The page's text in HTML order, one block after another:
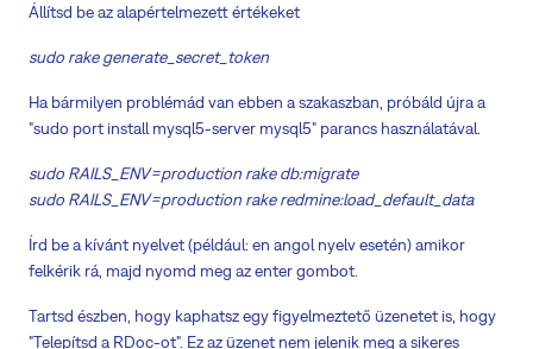
Állítsd be az alapértelmezett értékeket
sudo rake generate_secret_token
Ha bármilyen problémád van ebben a szakaszban, próbáld újra a
"sudo port install mysql5-server mysql5" parancs használatával.
sudo RAILS_ENV=production rake db:migrate
sudo RAILS_ENV=production rake redmine:load_default_data
Írd be a kívánt nyelvet (például: en angol nyelv esetén) amikor
felkérik rá, majd nyomd meg az enter gombot.
Tartsd észben, hogy kaphatsz egy figyelmeztető üzenetet is, hogy
"Telepítsd a RDoc-ot". Ez az üzenet nem jelenik meg a sikeres